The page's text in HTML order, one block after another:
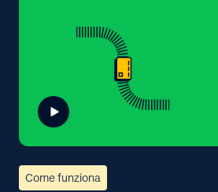
Come funziona